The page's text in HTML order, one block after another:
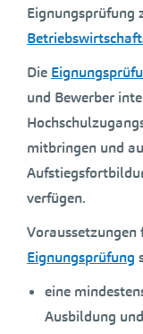
Eignungsprüfung
Die
und Bewerber
mitbringen und
verfügen.
Eignungsprüfung
eine
Ausbildung und